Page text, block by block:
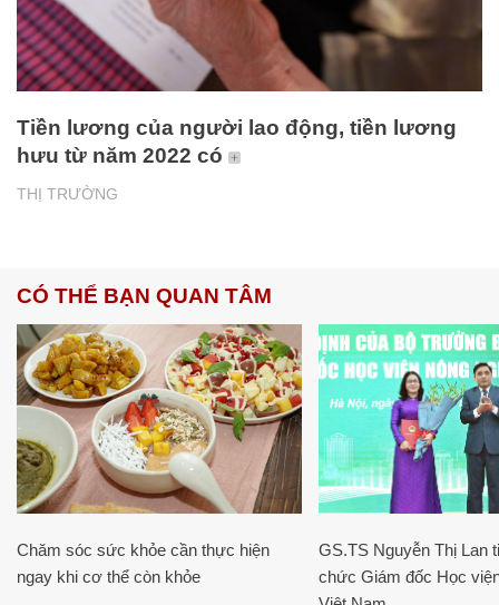
THỊ TRƯỜNG
Tiền lương của người lao động, tiền lương
hưu từ năm 2022 có
CÓ THỂ BẠN QUAN TÂM
Chăm sóc sức khỏe cần thực hiện
ngay khi cơ thể còn khỏe
GS.TS Nguyễn Thị Lan
chức Giám đốc Học